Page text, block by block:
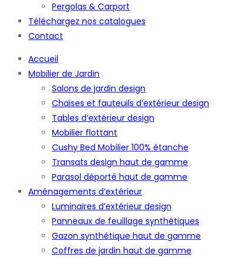
Pergolas & Carport
Téléchargez nos catalogues
Contact
Accueil
Mobilier de Jardin
Salons de jardin design
Chaises et fauteuils d’extérieur design
Tables d’extérieur design
Mobilier flottant
Cushy Bed Mobilier 100% étanche
Transats design haut de gamme
Parasol déporté haut de gamme
Aménagements d’extérieur
Luminaires d’extérieur design
Panneaux de feuillage synthétiques
Gazon synthétique haut de gamme
Coffres de jardin haut de gamme